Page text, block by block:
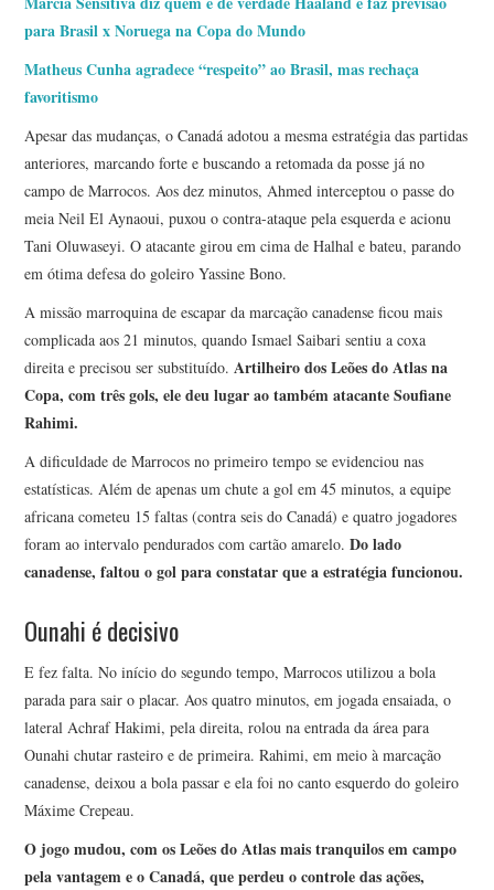
para Brasil x Noruega na Copa do Mundo
Matheus Cunha agradece “respeito” ao Brasil, mas rechaça
favoritismo
Apesar das mudanças, o Canadá adotou a mesma estratégia das partidas
anteriores, marcando forte e buscando a retomada da posse já no
campo de Marrocos. Aos dez minutos, Ahmed interceptou o passe do
meia Neil El Aynaoui, puxou o contra-ataque pela esquerda e acionu
Tani Oluwaseyi. O atacante girou em cima de Halhal e bateu, parando
em ótima defesa do goleiro Yassine Bono.
A missão marroquina de escapar da marcação canadense ficou mais
complicada aos 21 minutos, quando Ismael Saibari sentiu a coxa
direita e precisou ser substituído.Artilheiro dos Leões do Atlas na
Copa, com três gols, ele deu lugar ao também atacante Soufiane
Rahimi.
A dificuldade de Marrocos no primeiro tempo se evidenciou nas
estatísticas. Além de apenas um chute a gol em 45 minutos, a equipe
africana cometeu 15 faltas (contra seis do Canadá) e quatro jogadores
foram ao intervalo pendurados com cartão amarelo.Do lado
canadense, faltou o gol para constatar que a estratégia funcionou.
Ounahi é decisivo
E fez falta. No início do segundo tempo, Marrocos utilizou a bola
parada para sair o placar. Aos quatro minutos, em jogada ensaiada, o
lateral Achraf Hakimi, pela direita, rolou na entrada da área para
Ounahi chutar rasteiro e de primeira. Rahimi, em meio à marcação
canadense, deixou a bola passar e ela foi no canto esquerdo do goleiro
Máxime Crepeau.
O jogo mudou, com os Leões do Atlas mais tranquilos em campo
pela vantagem e o Canadá, que perdeu o controle das ações,